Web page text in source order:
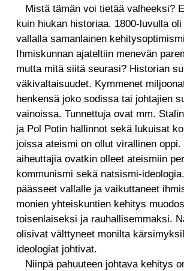
Mistä tämän voi tietää valheeksi?
kuin hiukan historiaa. 1800-luvulla
vallalla samanlainen
Ihmiskunnan ajateltiin menevän
mutta mitä siitä seurasi? Historian
väkivaltaisuudet. Kymmenet
henkensä joko sodissa tai johtajien
vainoissa. Tunnettuja ovat mm.
ja Pol Potin hallinnot sekä lukuisat
joissa ateismi on ollut virallinen oppi.
aiheuttajia ovatkin olleet ateismiin
kommunismi sekä natsismi-
päässeet vallalle ja vaikuttaneet
monien yhteiskuntien kehitys
toisenlaiseksi ja rauhallisemmaksi.
olisivat välttyneet monilta
ideologiat johtivat.
Niinpä pahuuteen johtava kehitys